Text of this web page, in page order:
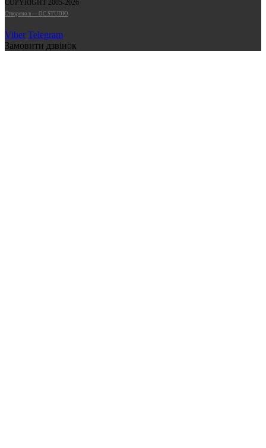
COPYRIGHT 2005-2026
Cтворено в — OC STUDIO
Viber Telegram
Замовити дзвінок